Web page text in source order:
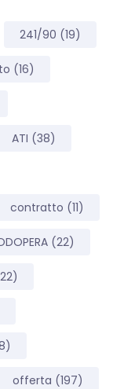
241/90 (19)
(16)
ATI (38)
contratto (11)
(22)
offerta (197)